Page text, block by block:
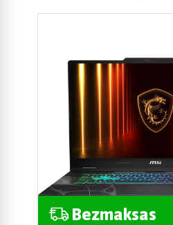
Bezmaksas